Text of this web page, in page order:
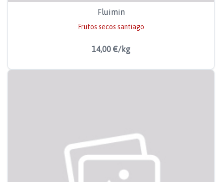
Fluimin
Frutos secos santiago
14,00 €/kg